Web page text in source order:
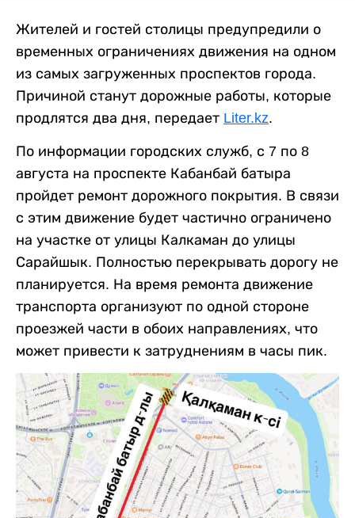
Жителей и гостей столицы предупредили о
временных ограничениях движения на одном
из самых загруженных проспектов города.
Причиной станут дорожные работы, которые
продлятся два дня, передает Liter.kz.
По информации городских служб, с 7 по 8
августа на проспекте Кабанбай батыра
пройдет ремонт дорожного покрытия. В связи
с этим движение будет частично ограничено
на участке от улицы Калкаман до улицы
Сарайшык. Полностью перекрывать дорогу не
планируется. На время ремонта движение
транспорта организуют по одной стороне
проезжей части в обоих направлениях, что
может привести к затруднениям в часы пик.